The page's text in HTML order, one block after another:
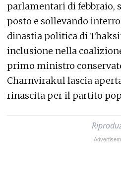
parlamentari di febbraio,
posto e sollevando
dinastia politica di
inclusione nella
primo ministro
Charnvirakul lascia
rinascita per il partito